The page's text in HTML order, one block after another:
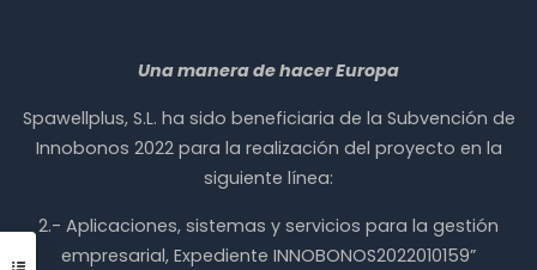
Una manera de hacer Europa
Spawellplus, S.L. ha sido beneficiaria de la Subvención de
Innobonos 2022 para la realización del proyecto en la
siguiente línea:
2.- Aplicaciones, sistemas y servicios para la gestión
empresarial, Expediente INNOBONOS2022010159”